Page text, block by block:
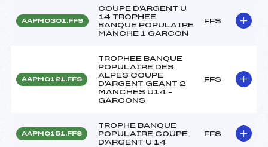
AAPM0301.FFS
COUPE D'ARGENT U
14 TROPHEE
BANQUE POPULAIRE
MANCHE 1 GARCON
FFS
AAPM0121.FFS
TROPHEE BANQUE
POPULAIRE DES
ALPES COUPE
D'ARGENT GEANT 2
MANCHES U14 –
GARCONS
FFS
AAPM0151.FFS
TROPHE BANQUE
POPULAIRE COUPE
D'ARGENT U 14
FFS